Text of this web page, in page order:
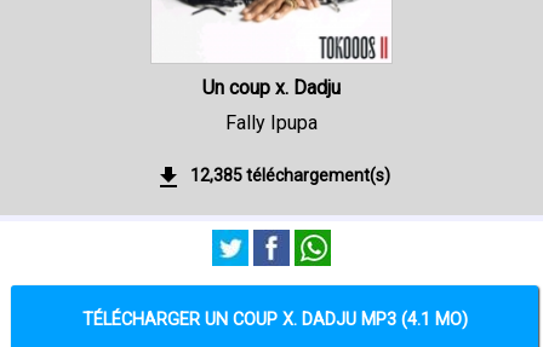
Un coup x. Dadju
Fally Ipupa
12,385 téléchargement(s)
TÉLÉCHARGER UN COUP X. DADJU MP3 (4.1 MO)